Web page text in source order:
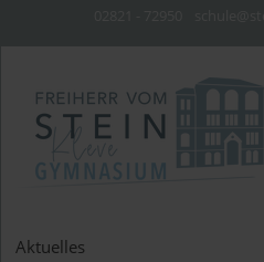
Aktuelles